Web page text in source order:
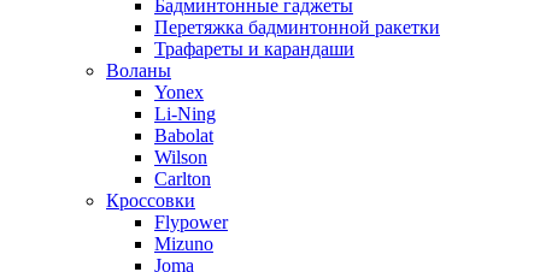
Бадминтонные гаджеты
Перетяжка бадминтонной ракетки
Трафареты и карандаши
Воланы
Yonex
Li-Ning
Babolat
Wilson
Carlton
Кроссовки
Flypower
Mizuno
Joma